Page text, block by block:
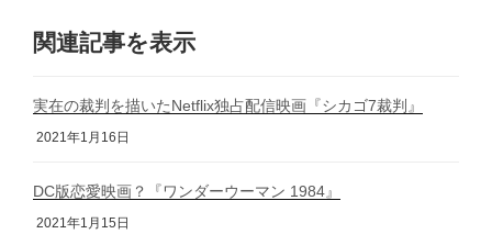
関連記事を表示
実在の裁判を描いたNetflix独占配信映画『シカゴ7裁判』
2021年1月16日
DC版恋愛映画？『ワンダーウーマン 1984』
2021年1月15日